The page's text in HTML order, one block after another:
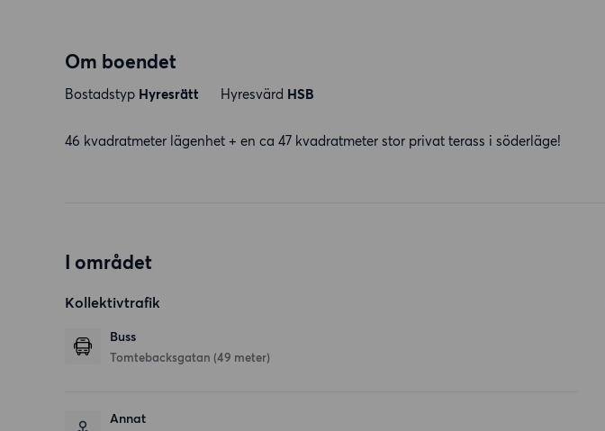
Om boendet
Bostadstyp Hyresrätt Hyresvärd HSB
46 kvadratmeter lägenhet + en ca 47 kvadratmeter stor privat terass i söderläge!
I området
Kollektivtrafik
Buss
Tomtebacksgatan (49 meter)
Annat